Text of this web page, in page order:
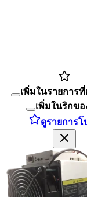
เพิ่มในรายการ
เพิ่มในริกข
ดูรายการโ